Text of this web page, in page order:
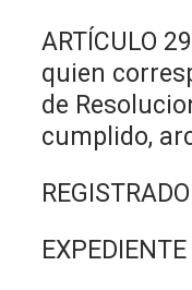
ARTÍCULO
quien
de
cumplido,